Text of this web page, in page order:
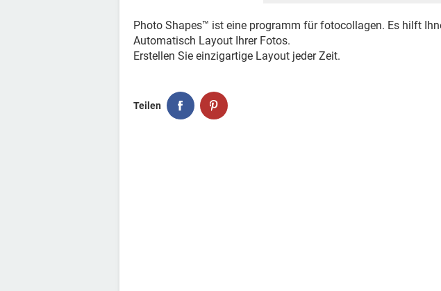
Photo Shapes™ ist eine programm für fotocollagen. Es hilft
Automatisch Layout Ihrer Fotos.
Erstellen Sie einzigartige Layout jeder Zeit.
Teilen